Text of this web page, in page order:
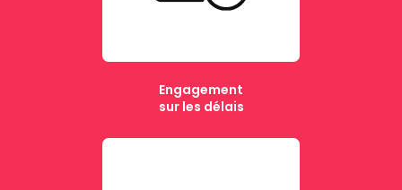
Engagement
sur les délais